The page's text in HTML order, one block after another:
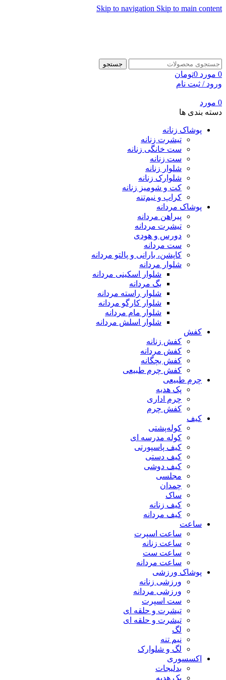
Skip to navigation Skip to main content
جستجو
0 مورد 0تومان
ورود / ثبت نام
0 مورد
دسته بندی ها
پوشاک زنانه
تیشرت زنانه
ست خانگی زنانه
ست زنانه
شلوار زنانه
شلوارک زنانه
کت و شومیز زنانه
کراپ و نیم‌تنه
پوشاک مردانه
پیراهن مردانه
تیشرت مردانه
دورس و هودی
ست مردانه
کاپشن، بارانی و پالتو مردانه
شلوار مردانه
شلوار اسکینی مردانه
بگ مردانه
شلوار راسته مردانه
شلوار کارگو مردانه
شلوار مام مردانه
شلوار اسلش مردانه
کفش
کفش زنانه
کفش مردانه
کفش بچگانه
کفش چرم طبیعی
چرم طبیعی
پک هدیه
چرم اداری
کفش چرم
کیف
کوله‌پشتی
کوله مدرسه ای
کیف پاسپورتی
کیف دستی
کیف دوشی
مجلسی
چمدان
ساک
کیف زنانه
کیف مردانه
ساعت
ساعت اسپرت
ساعت زنانه
ساعت ست
ساعت مردانه
پوشاک ورزشی
ورزشی زنانه
ورزشی مردانه
ست اسپرت
تیشرت و حلقه ای
تیشرت و حلقه ای
لگ
نیم تنه
لگ و شلوارک
اکسسوری
بدلیجات
پک هدیه